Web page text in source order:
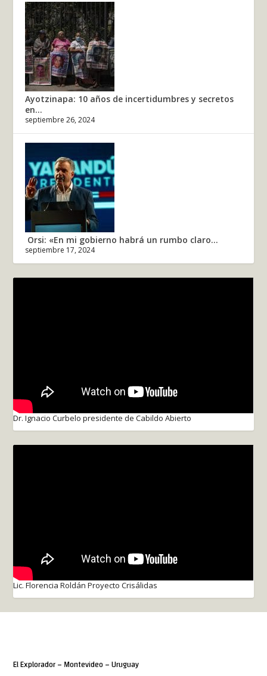
Ayotzinapa: 10 años de incertidumbres y secretos
en...
septiembre 26, 2024
Orsi: «En mi gobierno habrá un rumbo claro...
septiembre 17, 2024
Dr. Ignacio Curbelo presidente de Cabildo Abierto
Lic. Florencia Roldán Proyecto Crisálidas
El Explorador – Montevideo – Uruguay